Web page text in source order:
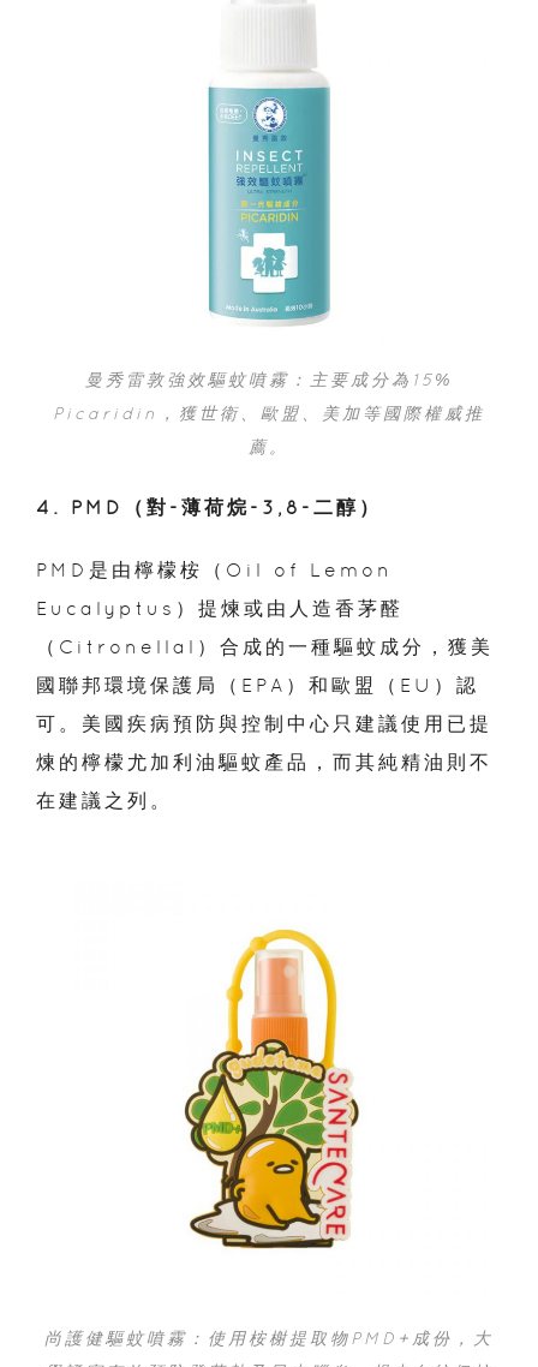
曼秀雷敦強效驅蚊噴霧：主要成分為15%
Picaridin，獲世衛、歐盟、美加等國際權威推
薦。
4. PMD（對-薄荷烷-3,8-二醇）
PMD是由檸檬桉（Oil of Lemon
Eucalyptus）提煉或由人造香茅醛
（Citronellal）合成的一種驅蚊成分，獲美
國聯邦環境保護局（EPA）和歐盟（EU）認
可。美國疾病預防與控制中心只建議使用已提
煉的檸檬尤加利油驅蚊產品，而其純精油則不
在建議之列。
尚護健驅蚊噴霧：使用桉榭提取物PMD+成份，大